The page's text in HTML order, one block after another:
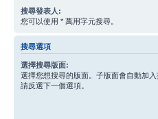
搜尋發表人:
您可以使用 * 萬用字元搜尋。
搜尋選項
選擇搜尋版面:
選擇您想搜尋的版面。子版面會自動加
請反選下一個選項。